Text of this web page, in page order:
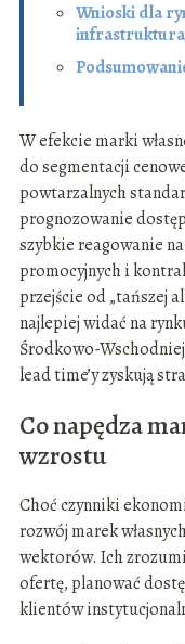
Wnioski dla
W efekcie marki
do segmentacji
powtarzalnych
prognozowanie
szybkie reagowanie
promocyjnych i
przejście od „tańszej
najlepiej widać na
Środkowo-
lead time’y zyskują
Co napędza
wzrostu
Choć czynniki
rozwój marek
wektorów. Ich
ofertę, planować
klientów